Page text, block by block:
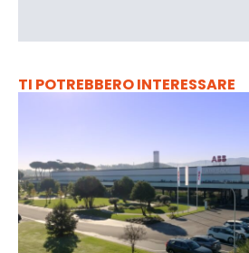
TI POTREBBERO INTERESSARE